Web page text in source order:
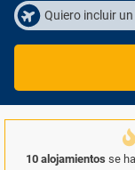
Quiero incluir
10 alojamientos se